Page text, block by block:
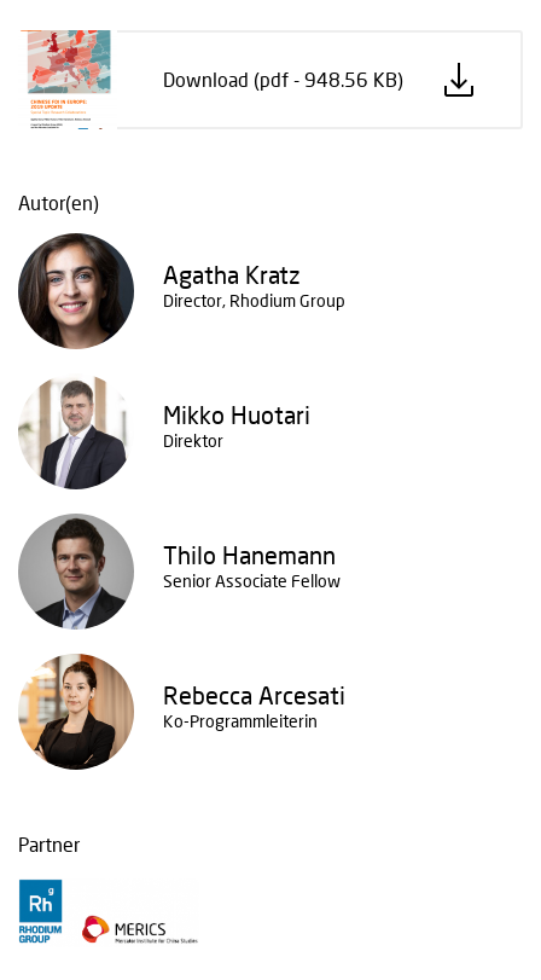
Download (pdf - 948.56 KB)
Autor(en)
Agatha Kratz
Director, Rhodium Group
Mikko Huotari
Direktor
Thilo Hanemann
Senior Associate Fellow
Rebecca Arcesati
Ko-Programmleiterin
Partner